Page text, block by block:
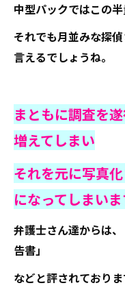
中型パックではこの
それでも月並みな探
言えるでしょうね。
まともに調査を
増えてしまい
それを元に写真
になってしまいま
弁護士さん達からは
告書」
などと評されており